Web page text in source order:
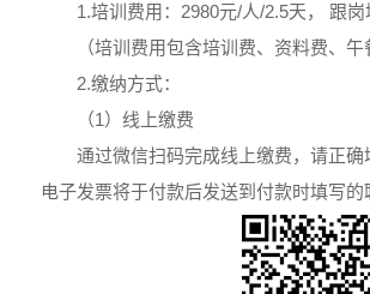
1.培训费用：2980元/人/2.5天， 跟
（培训费用包含培训费、资料费、
2.缴纳方式：
（1）线上缴费
通过微信扫码完成线上缴费，请正
电子发票将于付款后发送到付款时填写的